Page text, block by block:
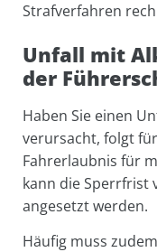
Strafverfahren
Unfall mit
der
Haben Sie einen
verursacht, folgt
Fahrerlaubnis für
kann die Sperrfrist
angesetzt werden.
Häufig muss